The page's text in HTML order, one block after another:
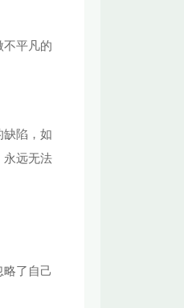
不平凡的
缺陷，如
永远无法
了自己